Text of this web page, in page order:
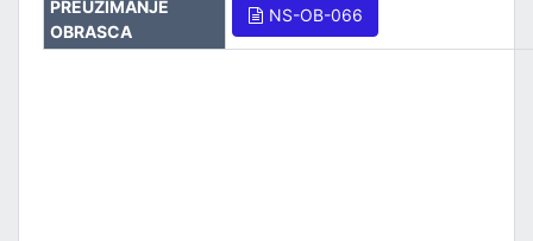
PREUZIMANJE
OBRASCA
NS-OB-066